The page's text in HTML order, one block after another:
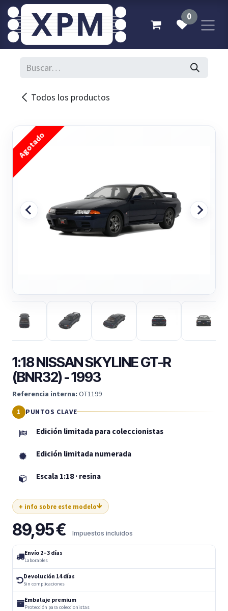
Ir al contenido
0
Todos los productos
Agotado
1:18 NISSAN SKYLINE GT-R
(BNR32) - 1993
Referencia interna: OT1199
PUNTOS CLAVE
Edición limitada para coleccionistas
Edición limitada numerada
Escala 1:18 · resina
+ info sobre este modelo
89,95€ Impuestos incluidos
Envío 2–3 días
Laborables
Devolución 14 días
Sin complicaciones
Embalaje premium
Protección para coleccionistas